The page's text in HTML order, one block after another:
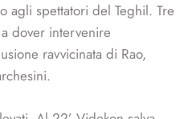
agli spettatori del Teghil. Tre
dover intervenire
ravvicinata di Rao,